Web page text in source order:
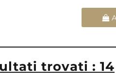
Quantità
trovati : 14